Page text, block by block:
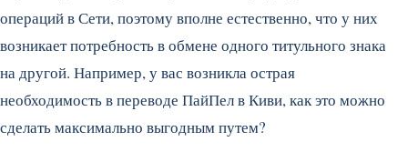
операций в Сети, поэтому вполне естественно, что у них
возникает потребность в обмене одного титульного знака
на другой. Например, у вас возникла острая
необходимость в переводе ПайПел в Киви, как это можно
сделать максимально выгодным путем?